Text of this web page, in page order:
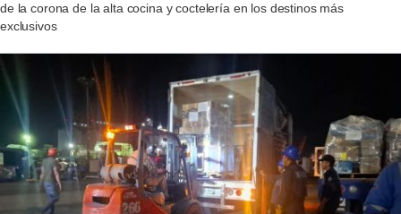
de la corona de la alta cocina y coctelería en los destinos más
exclusivos